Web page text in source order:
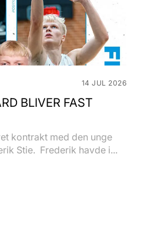
14 JUL 2026
BLIVER FAST
kontrakt med den unge
Stie. Frederik havde i...